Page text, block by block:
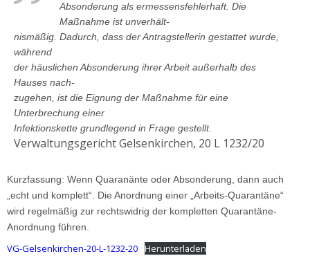
Absonderung als ermessensfehlerhaft. Die
Maßnahme ist unverhält-
nismäßig. Dadurch, dass der Antragstellerin gestattet wurde,
während
der häuslichen Absonderung ihrer Arbeit außerhalb des
Hauses nach-
zugehen, ist die Eignung der Maßnahme für eine
Unterbrechung einer
Infektionskette grundlegend in Frage gestellt.
Verwaltungsgericht Gelsenkirchen, 20 L 1232/20
Kurzfassung: Wenn Quaranänte oder Absonderung, dann auch
„echt und komplett“. Die Anordnung einer „Arbeits-Quarantäne“
wird regelmäßig zur rechtswidrig der kompletten Quarantäne-
Anordnung führen.
VG-Gelsenkirchen-20-L-1232-20 Herunterladen